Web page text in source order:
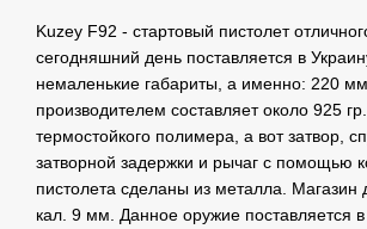
Kuzey F92 - стартовый пистолет
сегодняшний день поставляется в
немаленькие габариты, а именно: 220
производителем составляет около 925
термостойкого полимера, а вот затвор,
затворной задержки и рычаг с помощью
пистолета сделаны из металла. Магазин
кал. 9 мм. Данное оружие поставляется